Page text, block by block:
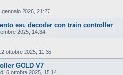
gennaio 2026, 21:27
esu decoder con train controller
2025, 14:34
ottobre 2025, 11:35
GOLD V7
6 ottobre 2025, 15:14